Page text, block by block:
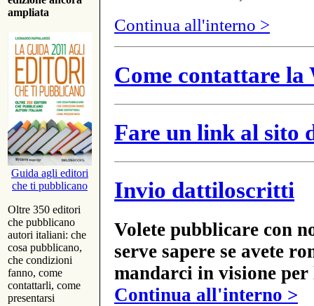
ampliata
Guida agli editori
che ti pubblicano
Oltre 350 editori
che pubblicano
autori italiani: che
cosa pubblicano,
che condizioni
fanno, come
contattarli, come
presentarsi
Continua all'interno >
Come contattare
Fare un link al sito
Invio dattiloscritti
Volete pubblicare con
serve sapere se avete
mandarci in visione
Continua all'interno >